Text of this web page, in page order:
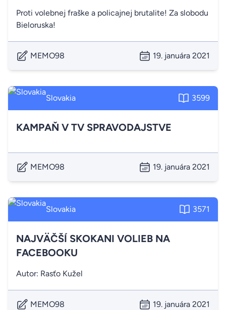
Proti volebnej fraške a policajnej brutalite! Za slobodu
Bieloruska!
MEMO98 19. januára 2021
Slovakia 3599
KAMPAŇ V TV SPRAVODAJSTVE
MEMO98 19. januára 2021
Slovakia 3571
NAJVÄČŠÍ SKOKANI VOLIEB NA
FACEBOOKU
Autor: Rasťo Kužel
MEMO98 19. januára 2021